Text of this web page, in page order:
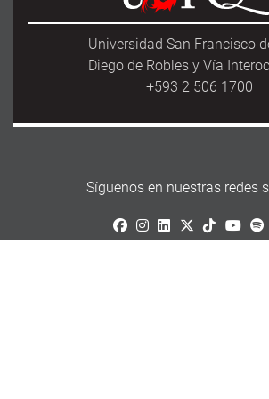
Universidad San Francisco
Diego de Robles y Vía
+593 2 506 1700
Síguenos en nuestras redes